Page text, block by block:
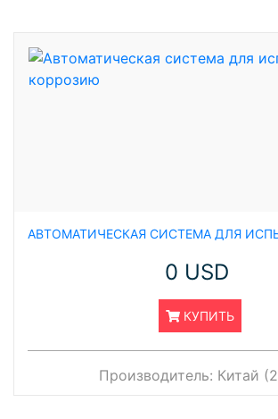
0 USD
КУПИТЬ
Производитель: Китай